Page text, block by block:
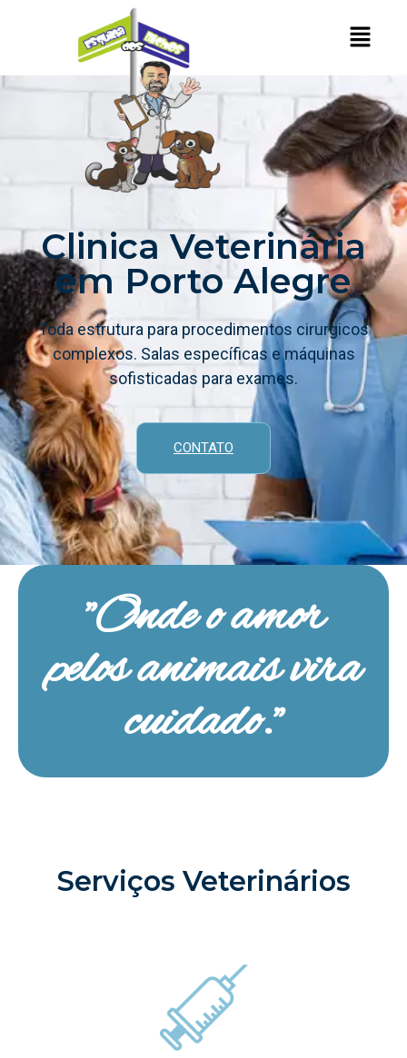
Clinica Veterinária
em Porto Alegre
Toda estrutura para procedimentos cirurgicos
complexos. Salas específicas e máquinas
sofisticadas para exames.
CONTATO
"Onde o amor
pelos animais vira
cuidado."
Serviços Veterinários